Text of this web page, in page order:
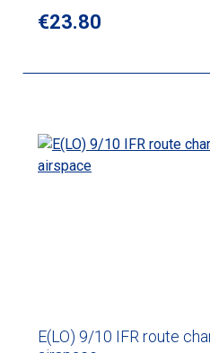
Südwest Südost
Regular price:
€23.80
E(LO) 9/10 IFR route